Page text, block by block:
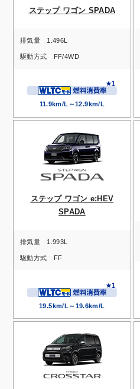
ステップ ワゴン SPADA
排気量 1.496L
駆動方式 FF/4WD
11.9km/L～12.9km/L
ステップ ワゴン e:HEV
SPADA
排気量 1.993L
駆動方式 FF
19.5km/L～19.6km/L